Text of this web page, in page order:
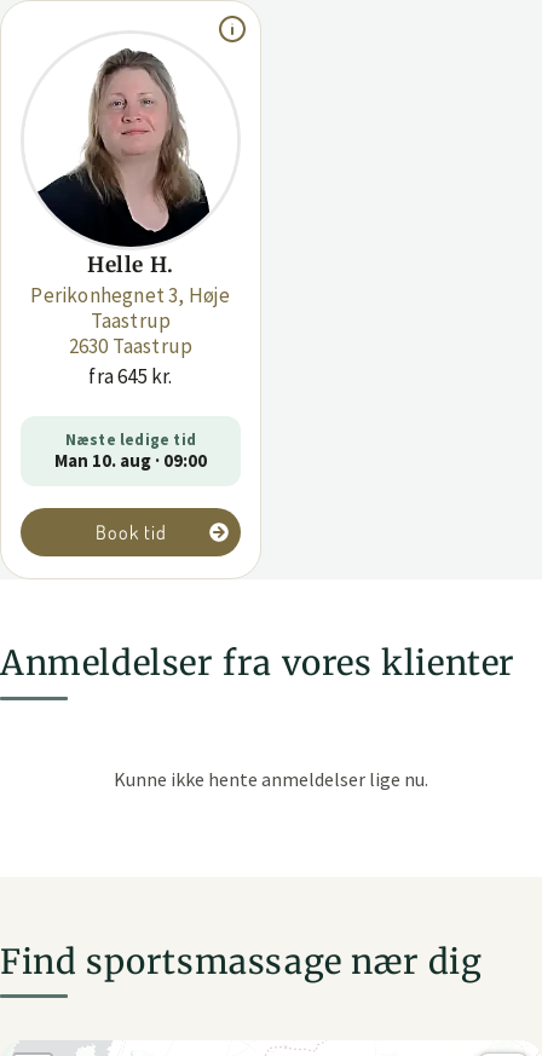
Helle H.
Perikonhegnet 3, Høje
Taastrup
2630 Taastrup
fra 645 kr.
Næste ledige tid
Man 10. aug · 09:00
Book tid
Anmeldelser fra vores klienter
Find sportsmassage nær dig